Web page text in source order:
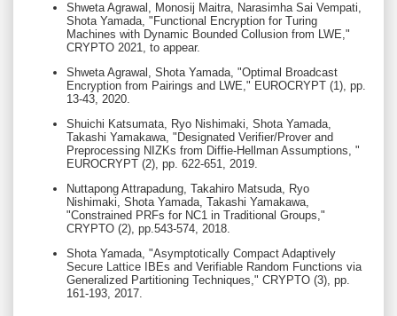
Shweta Agrawal, Monosij Maitra, Narasimha Sai Vempati,
Shota Yamada, "Functional Encryption for Turing
Machines with Dynamic Bounded Collusion from LWE,"
CRYPTO 2021, to appear.
Shweta Agrawal, Shota Yamada, "Optimal Broadcast
Encryption from Pairings and LWE," EUROCRYPT (1), pp.
13-43, 2020.
Shuichi Katsumata, Ryo Nishimaki, Shota Yamada,
Takashi Yamakawa, "Designated Verifier/Prover and
Preprocessing NIZKs from Diffie-Hellman Assumptions, "
EUROCRYPT (2), pp. 622-651, 2019.
Nuttapong Attrapadung, Takahiro Matsuda, Ryo
Nishimaki, Shota Yamada, Takashi Yamakawa,
"Constrained PRFs for NC1 in Traditional Groups,"
CRYPTO (2), pp.543-574, 2018.
Shota Yamada, "Asymptotically Compact Adaptively
Secure Lattice IBEs and Verifiable Random Functions via
Generalized Partitioning Techniques," CRYPTO (3), pp.
161-193, 2017.